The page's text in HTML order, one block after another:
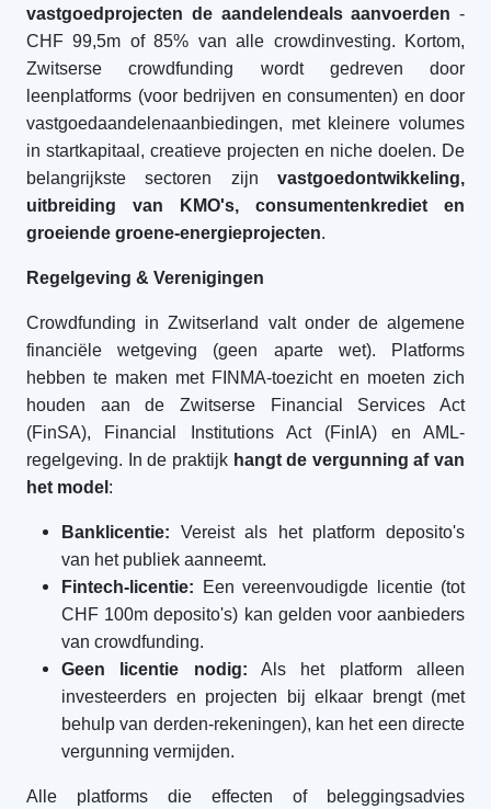
vastgoedprojecten de aandelendeals aanvoerden -
CHF 99,5m of 85% van alle crowdinvesting. Kortom,
Zwitserse crowdfunding wordt gedreven door
leenplatforms (voor bedrijven en consumenten) en door
vastgoedaandelenaanbiedingen, met kleinere volumes
in startkapitaal, creatieve projecten en niche doelen. De
belangrijkste sectoren zijn vastgoedontwikkeling,
uitbreiding van KMO's, consumentenkrediet en
groeiende groene-energieprojecten.
Regelgeving & Verenigingen
Crowdfunding in Zwitserland valt onder de algemene
financiële wetgeving (geen aparte wet). Platforms
hebben te maken met FINMA-toezicht en moeten zich
houden aan de Zwitserse Financial Services Act
(FinSA), Financial Institutions Act (FinIA) en AML-
regelgeving. In de praktijk hangt de vergunning af van
het model :
Banklicentie: Vereist als het platform deposito's
van het publiek aanneemt.
Fintech-licentie: Een vereenvoudigde licentie (tot
CHF 100m deposito's) kan gelden voor aanbieders
van crowdfunding.
Geen licentie nodig: Als het platform alleen
investeerders en projecten bij elkaar brengt (met
behulp van derden-rekeningen), kan het een directe
vergunning vermijden.
Alle platforms die effecten of beleggingsadvies